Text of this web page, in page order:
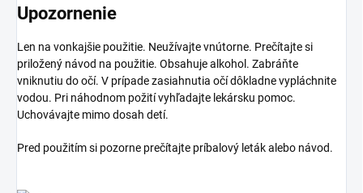
Upozornenie
Len na vonkajšie použitie. Neužívajte vnútorne. Prečítajte si
priložený návod na použitie. Obsahuje alkohol. Zabráňte
vniknutiu do očí. V prípade zasiahnutia očí dôkladne vypláchnite
vodou. Pri náhodnom požití vyhľadajte lekársku pomoc.
Uchovávajte mimo dosah detí.
Pred použitím si pozorne prečítajte príbalový leták alebo návod.